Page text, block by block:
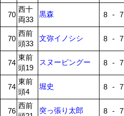
70
西十
両33
黒森 8 - 7
70
西前
頭33
文弥イノシシ 8 - 7
74
東前
頭19
スヌーピングー 8 - 7
74
東前
頭4
堀史 8 - 7
76
西前
突っ張り太郎 8 - 7